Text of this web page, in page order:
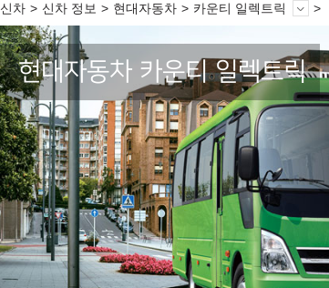
신차 신차 정보 현대자동차 카운티 일렉트릭
현대자동차 카운티 일렉트릭